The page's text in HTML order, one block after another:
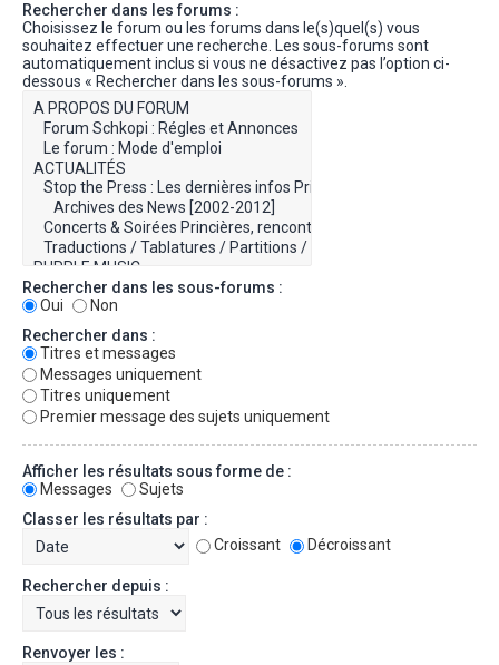
Rechercher dans les forums :
Choisissez le forum ou les forums dans le(s)quel(s) vous
souhaitez effectuer une recherche. Les sous-forums sont
automatiquement inclus si vous ne désactivez pas l’option ci-
dessous « Rechercher dans les sous-forums ».
Rechercher dans les sous-forums :
Oui
Non
Rechercher dans :
Titres et messages
Messages uniquement
Titres uniquement
Premier message des sujets uniquement
Afficher les résultats sous forme de :
Messages
Sujets
Classer les résultats par :
Croissant
Décroissant
Rechercher depuis :
Renvoyer les :